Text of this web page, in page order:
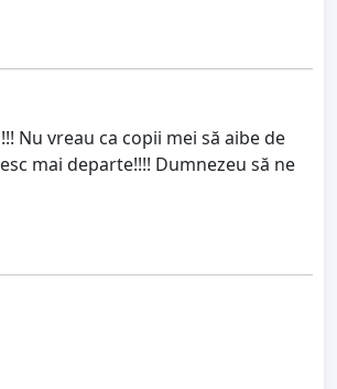
Nu vreau ca copii mei să aibe de
mai departe!!!! Dumnezeu să ne